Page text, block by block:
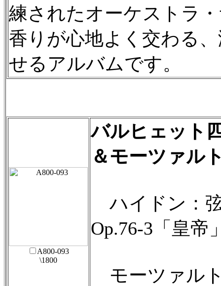
練されたオーケストラ
香りが心地よく交わる
せるアルバムです。
A800-093
\1800
バルヒェット
＆モーツァル
ハイドン：
Op.76-3「皇帝
モーツァル